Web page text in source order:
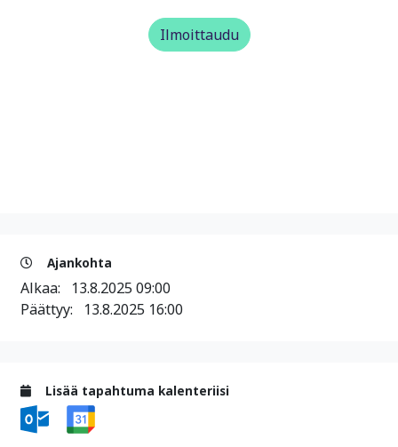
Ilmoittaudu
Ajankohta
Alkaa: 13.8.2025 09:00
Päättyy: 13.8.2025 16:00
Lisää tapahtuma kalenteriisi